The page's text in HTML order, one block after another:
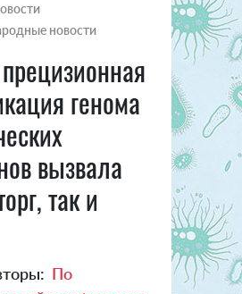
новости
генома
вызвала
так и
По